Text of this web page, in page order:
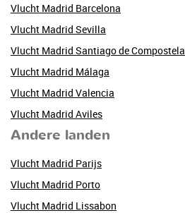
Vlucht Madrid Barcelona
Vlucht Madrid Sevilla
Vlucht Madrid Santiago de Compostela
Vlucht Madrid Málaga
Vlucht Madrid Valencia
Vlucht Madrid Aviles
Andere landen
Vlucht Madrid Parijs
Vlucht Madrid Porto
Vlucht Madrid Lissabon